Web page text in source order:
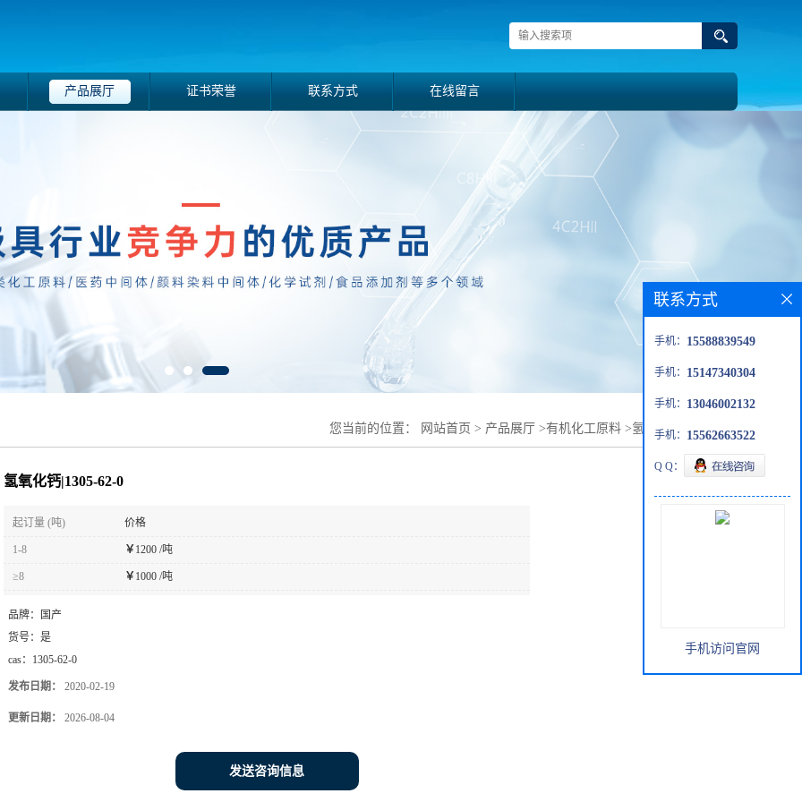
产品展厅 证书荣誉 联系方式 在线留言
您当前的位置： 网站首页 > 产品展厅 >有机化工原料 >氢氧化钙|1305-62-0
氢氧化钙|1305-62-0
起订量 (吨) 价格
1-8 ￥ 1200 /吨
≥8 ￥ 1000 /吨
品牌：
国产
货号： 是
cas： 1305-62-0
发布日期： 2020-02-19
更新日期： 2026-08-04
发送咨询信息
联系方式
手机： 15588839549
手机： 15147340304
手机： 13046002132
手机： 15562663522
Q Q：
手机访问官网